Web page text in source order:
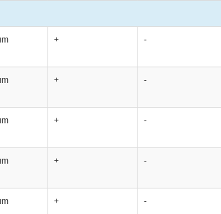
+ -
+ -
+ -
+ -
+ -